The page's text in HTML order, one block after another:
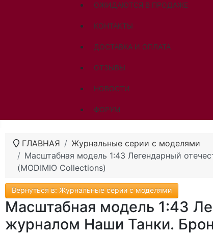
ОЖИДАЮТСЯ В ПРОДАЖЕ
КОНТАКТЫ
ДОСТАВКА И ОПЛАТА
ОТЗЫВЫ
НОВОСТИ
ФОРУМ
ГЛАВНАЯ
Журнальные серии с моделями
Масштабная модель 1:43 Легендарный
(MODIMIO Collections)
Вернуться в: Журнальные серии с моделями
Масштабная модель 1:43
журналом Наши Танки.